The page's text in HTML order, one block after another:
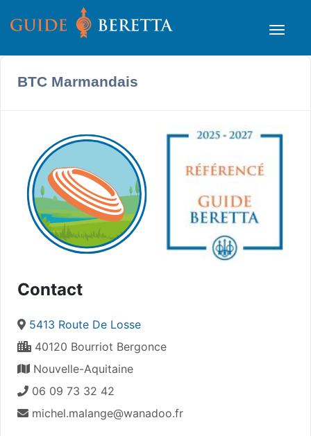
BTC Marmandais
Contact
5413 Route De Losse
40120 Bourriot Bergonce
Nouvelle-Aquitaine
06 09 73 32 42
michel.malange@wanadoo.fr